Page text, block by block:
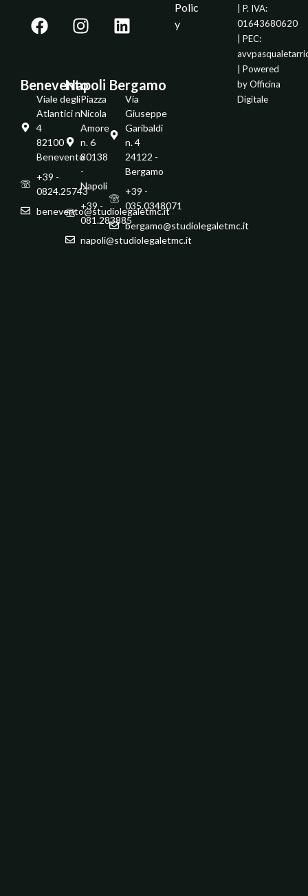
Benevento
Viale degli
Atlantici n.
4
82100 -
Benevento
+39 -
0824.25743
benevento@studiolegaletmc.it
Napoli
Piazza
Nicola
Amore
n. 6
80138
-
Napoli
+39 -
081.283885
napoli@studiolegaletmc.it
Bergamo
Via
Giuseppe
Garibaldi
n. 4
24122 -
Bergamo
+39 -
035.0348071
bergamo@studiolegaletmc.it
Polic
y
| P. IVA:
01643680620
| PEC:
| Powered
byOfficina
Digitale